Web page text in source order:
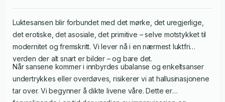
Luktesansen blir forbundet med det mørke, det uregjerlige,
det erotiske, det asosiale, det primitive – selve motstykket til
modernitet og fremskritt. Vi lever nå i en nærmest luktfri
verden der alt snart er bilder – og bare det.
Når sansene kommer i innbyrdes ubalanse og enkeltsanser
undertrykkes eller overdøves, risikerer vi at hallusinasjonene
tar over. Vi begynner å dikte livene våre. Dette er